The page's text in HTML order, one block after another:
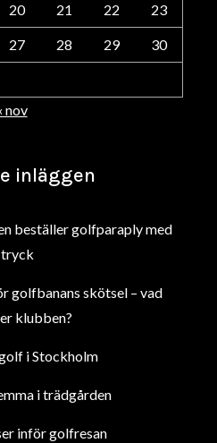
20 21 22 23
27 28 29 30
nov
inläggen
beställer golfparaply med
tryck
golfbanans skötsel – vad
klubben?
i Stockholm
i trädgården
inför golfresan